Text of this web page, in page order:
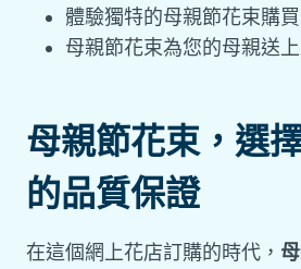
體驗獨特的母親節花束購
母親節花束為您的母親送
母親節花束，選
的品質保證
在這個網上花店訂購的時代，